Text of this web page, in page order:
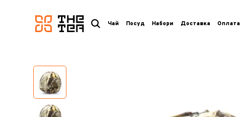
логотип
Чай Посуд Набори Доставка Оплата